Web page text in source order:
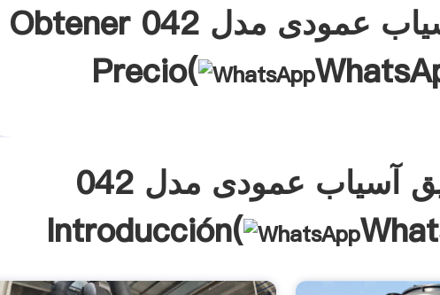
Obtener دقیق آسیاب عمودی مدل 042b
Precio(
دقیق آسیاب عمودی مدل 042b
Introducción(